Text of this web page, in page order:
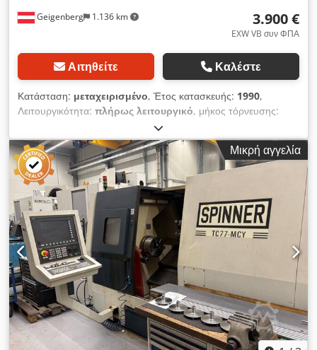
Geigenberg 1.136 km 3.900 €
EXW VB συν ΦΠΑ
Αιτηθείτε Καλέστε
Κατάσταση: μεταχειρισμένο, Έτος κατασκευής: 1990,
Λειτουργικότητα: πλήρως λειτουργικό, μήκος τόρνευσης:
, διαμέτρος τορναρίσματος:
ταχύτητα ατράκτου:2.500 στρ./λ., ισχύς κινητήρα ατράκτου:
37 W, ροπή στρέψης:1.450 Nm , εξωτερική διάμετρος τσοκ:
315 χιλ., Εξοπλισμός:ταχύτητα περιστροφής απείρως
μεταβαλλόμενη, τεκμηρίωση / εγχειρίδιο
Alpine Steinel WNC 500 S x 1000 Διάμετρος κατεργασίας: 500
mm Dkedpfxoydfy No Ab Sor Μήκος κατεργασίας: 1000 mm
Έλεγχος: Sinumerik 810 T-GA 2 2-τάχυτο κιβώτιο i = 4 Ισχύς:
37 kW στα 100% Χ.Λ. Μέγιστη ροπή κατά την τόρνευση: 1450
Nm Κεντροφορέας χειροκίνητος με σύσφιξη και σύζευξη
Μέγιστες στροφές: 2500 σ.α.λ. Ηλεκτρονικός χειροτροχός Για
φρεζάρισμα: Υδραυλικά περιστρεφόμενος σερβοκινητήρας με
720 Nm και μέγιστες 18,5 σ.α.λ. 12-θέσιος επαναληπτικός
πύργος με κινητήρια εργαλεία, μέγ. 3000 σ.α.λ. στα 4 kW
Υποδοχή εργαλείων VDI 40 Πολλές βάσεις εργαλείων VDI 40
Μικρή αγγελία